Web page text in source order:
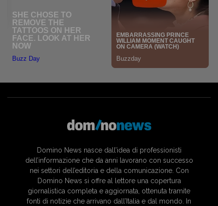
Domino News nasce dall’idea di professionisti
dell’informazione che da anni lavorano con successo
nei settori dell’editoria e della comunicazione. Con
Domino News si offre al lettore una copertura
giornalistica completa e aggiornata, ottenuta tramite
fonti di notizie che arrivano dall’Italia e dal mondo. In